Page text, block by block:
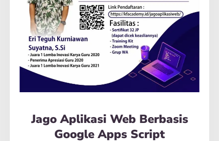
Jago Aplikasi Web Berbasis
Google Apps Script